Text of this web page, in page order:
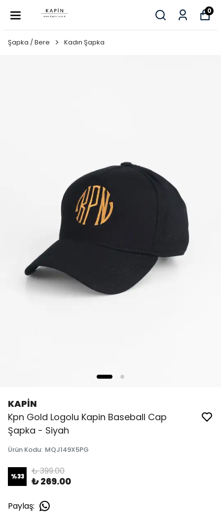
0
Şapka / Bere Kadın Şapka
KAPİN
Kpn Gold Logolu Kapin Baseball Cap
Şapka - Siyah
Ürün Kodu: MQJ149X5PG
%33 ₺ 399.00
₺ 269.00
Paylaş: